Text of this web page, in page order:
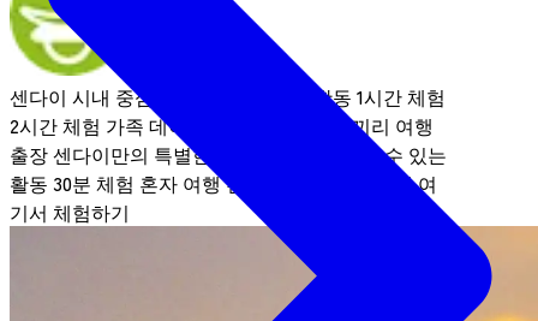
센다이 시내 중심부 전통문화 / 체험활동 1시간 체험
2시간 체험 가족 데이트 / 커플
여자 친구끼리 여행
출장센다이만의 특별한 체험
아침에 참여할 수 있는
활동 30분 체험 혼자 여행친구와 함께 단체 여행여
기서 체험하기